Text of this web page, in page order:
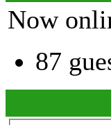
Now
87